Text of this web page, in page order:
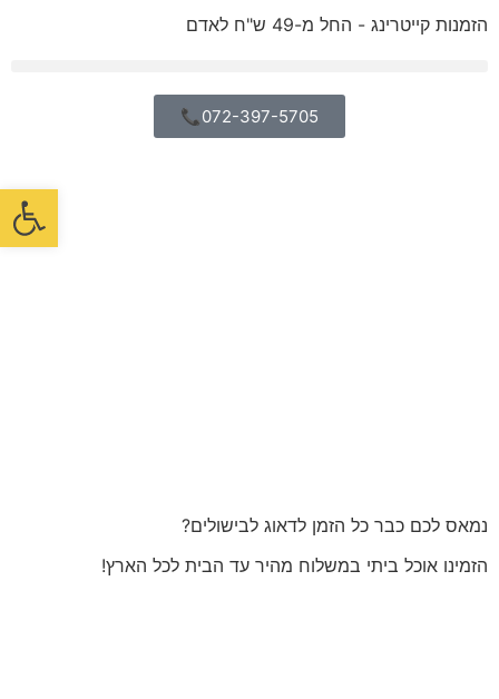
הזמנות קייטרינג - החל מ-49 ש"ח לאדם
072-397-5705📞
נמאס לכם כבר כל הזמן לדאוג לבישולים?
הזמינו אוכל ביתי במשלוח מהיר עד הבית לכל הארץ!
פתח